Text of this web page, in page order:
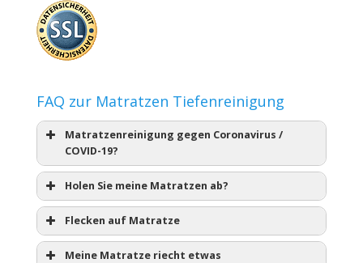
FAQ zur Matratzen Tiefenreinigung
Matratzenreinigung gegen Coronavirus /
COVID-19?
Holen Sie meine Matratzen ab?
Flecken auf Matratze
Meine Matratze riecht etwas